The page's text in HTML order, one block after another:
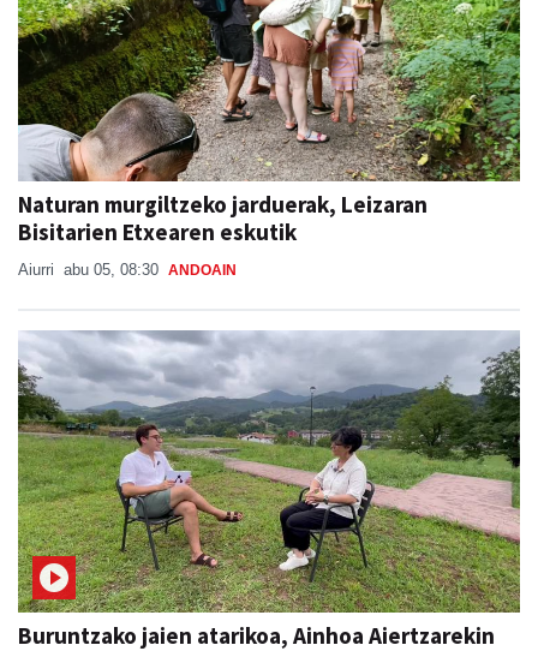
Naturan murgiltzeko jarduerak, Leizaran
Bisitarien Etxearen eskutik
Aiurri abu 05, 08:30 ANDOAIN
Buruntzako jaien atarikoa, Ainhoa Aiertzarekin